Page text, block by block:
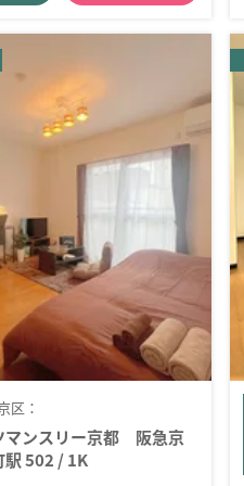
区：
マンスリー京都 阪急京
駅 502 / 1K